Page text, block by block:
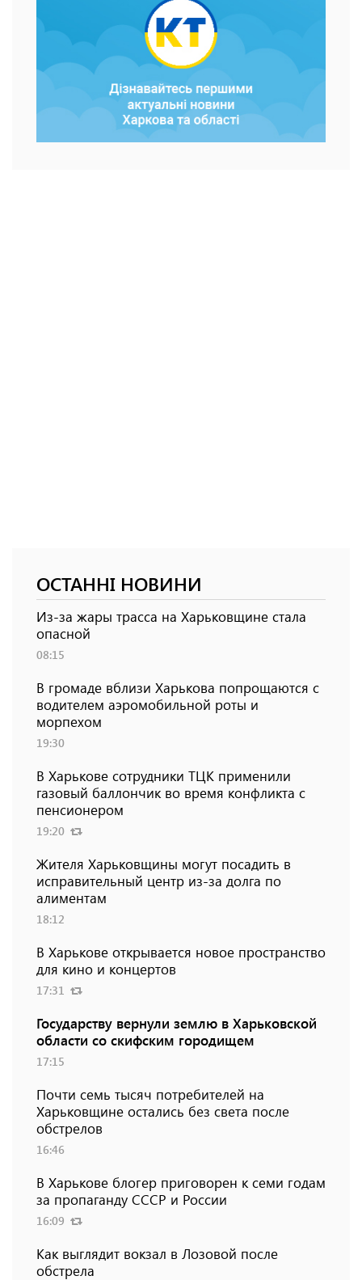
ОСТАННІ НОВИНИ
Из-за жары трасса на Харьковщине стала
опасной
08:15
В громаде вблизи Харькова попрощаются с
водителем аэромобильной роты и
морпехом
19:30
В Харькове сотрудники ТЦК применили
газовый баллончик во время конфликта с
пенсионером
19:20
Жителя Харьковщины могут посадить в
исправительный центр из-за долга по
алиментам
18:12
В Харькове открывается новое пространство
для кино и концертов
17:31
Государству вернули землю в Харьковской
области со скифским городищем
17:15
Почти семь тысяч потребителей на
Харьковщине остались без света после
обстрелов
16:46
В Харькове блогер приговорен к семи годам
за пропаганду СССР и России
16:09
Как выглядит вокзал в Лозовой после
обстрела